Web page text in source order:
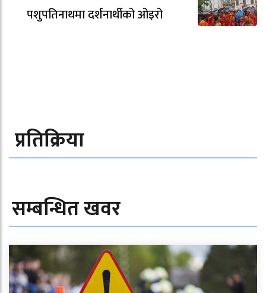
पशुपतिनाथमा दर्शनार्थीको ओइरो
प्रतिक्रिया
सम्बन्धित खवर